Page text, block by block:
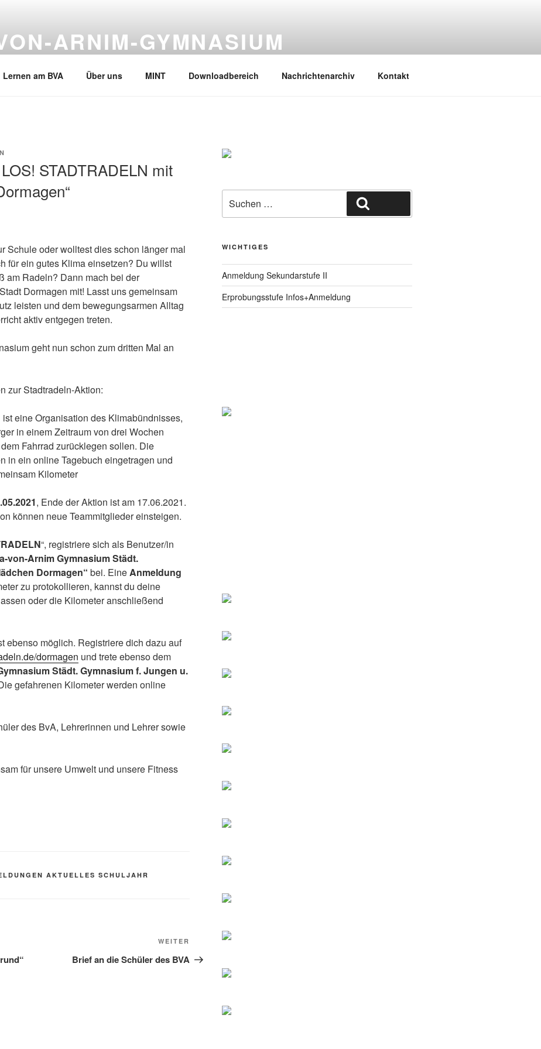
ARNIM-GYMNASIUM
Lernen am BVA Über uns MINT Downloadbereich Nachrichtenarchiv Kontakt
STADTRADELN mit
Schule oder wolltest dies schon länger mal
für ein gutes Klima einsetzen? Du willst
am Radeln? Dann mach bei der
Dormagen mit! Lasst uns gemeinsam
leisten und dem bewegungsarmen Alltag
aktiv entgegen treten.
geht nun schon zum dritten Mal an
zur Stadtradeln-Aktion:
eine Organisation des Klimabündnisses,
in einem Zeitraum von drei Wochen
Fahrrad zurücklegen sollen. Die
in ein online Tagebuch eingetragen und
Kilometer
, Ende der Aktion ist am 17.06.2021.
können neue Teammitglieder einsteigen.
“, registriere sich als Benutzer/in
von-Arnim Gymnasium Städt.
Dormagen“ bei. EineAnmeldung
zu protokollieren, kannst du deine
oder die Kilometer anschließend
ebenso möglich. Registriere dich dazu auf
dormagen und trete ebenso dem
Städt. Gymnasium f. Jungen u.
gefahrenen Kilometer werden online
des BvA, Lehrerinnen und Lehrer sowie
für unsere Umwelt und unsere Fitness
AKTUELLES SCHULJAHR
Nächster
Beitrag
WEITER
Brief an die Schüler des BVA
nach:
WICHTIGES
Anmeldung Sekundarstufe II
Erprobungsstufe Infos+Anmeldung